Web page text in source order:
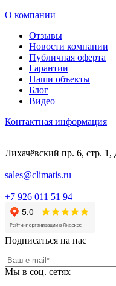
О компании
Отзывы
Новости компании
Публичная оферта
Гарантии
Наши объекты
Блог
Видео
Контактная информация
Лихачёвский пр. 6, стр.
sales@climatis.ru
+7 926 011 51 94
Подписаться на нас
Мы в соц. сетях